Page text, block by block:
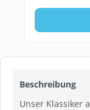
Beschreibung
Unser Klassiker